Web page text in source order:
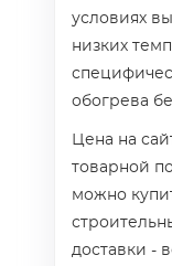
условиях
низких
обогрева
Цена на
товарной
можно
доставки -